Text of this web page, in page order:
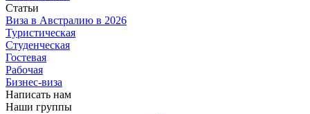
Статьи
Виза в Австралию в 2026
Туристическая
Студенческая
Гостевая
Рабочая
Бизнес-виза
Написать нам
Наши группы